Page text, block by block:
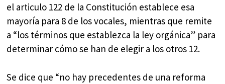
el articulo 122 de la Constitución establece esa
mayoría para 8 de los vocales, mientras que remite
a “los términos que establezca la ley orgánica” para
determinar cómo se han de elegir a los otros 12.
Se dice que “no hay precedentes de una reforma